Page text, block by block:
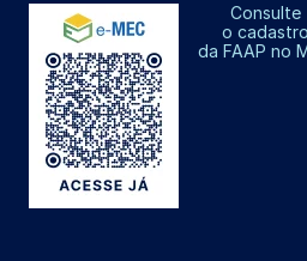
Consulte
o cadastro
da FAAP no